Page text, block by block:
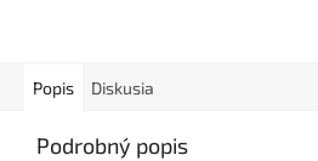
Popis Diskusia
Podrobný popis